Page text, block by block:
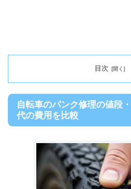
目次
自転車のパンク修理の値段
代の費用を比較